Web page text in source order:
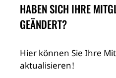
HABEN SICH IHRE
GEÄNDERT?
Hier können Sie Ihre
aktualisieren!